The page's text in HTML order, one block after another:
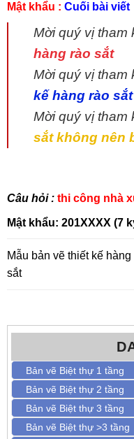
Mật khẩu : Cuối bài viết
Mời quý vị tham
hàng rào sắt
Mời quý vị tham
kế hàng rào sắt
Mời quý vị tham
sắt không nên
Câu hỏi : thi công nhà
Mật khẩu: 201XXXX (7
Mẫu bản vẽ thiết kế hàng
sắt
Bản vẽ Biệt thự 1 tầng
Bản vẽ Biệt thự 2 tầng
Bản vẽ Biệt thự 3 tầng
Bản vẽ Biệt thự >3 tầng